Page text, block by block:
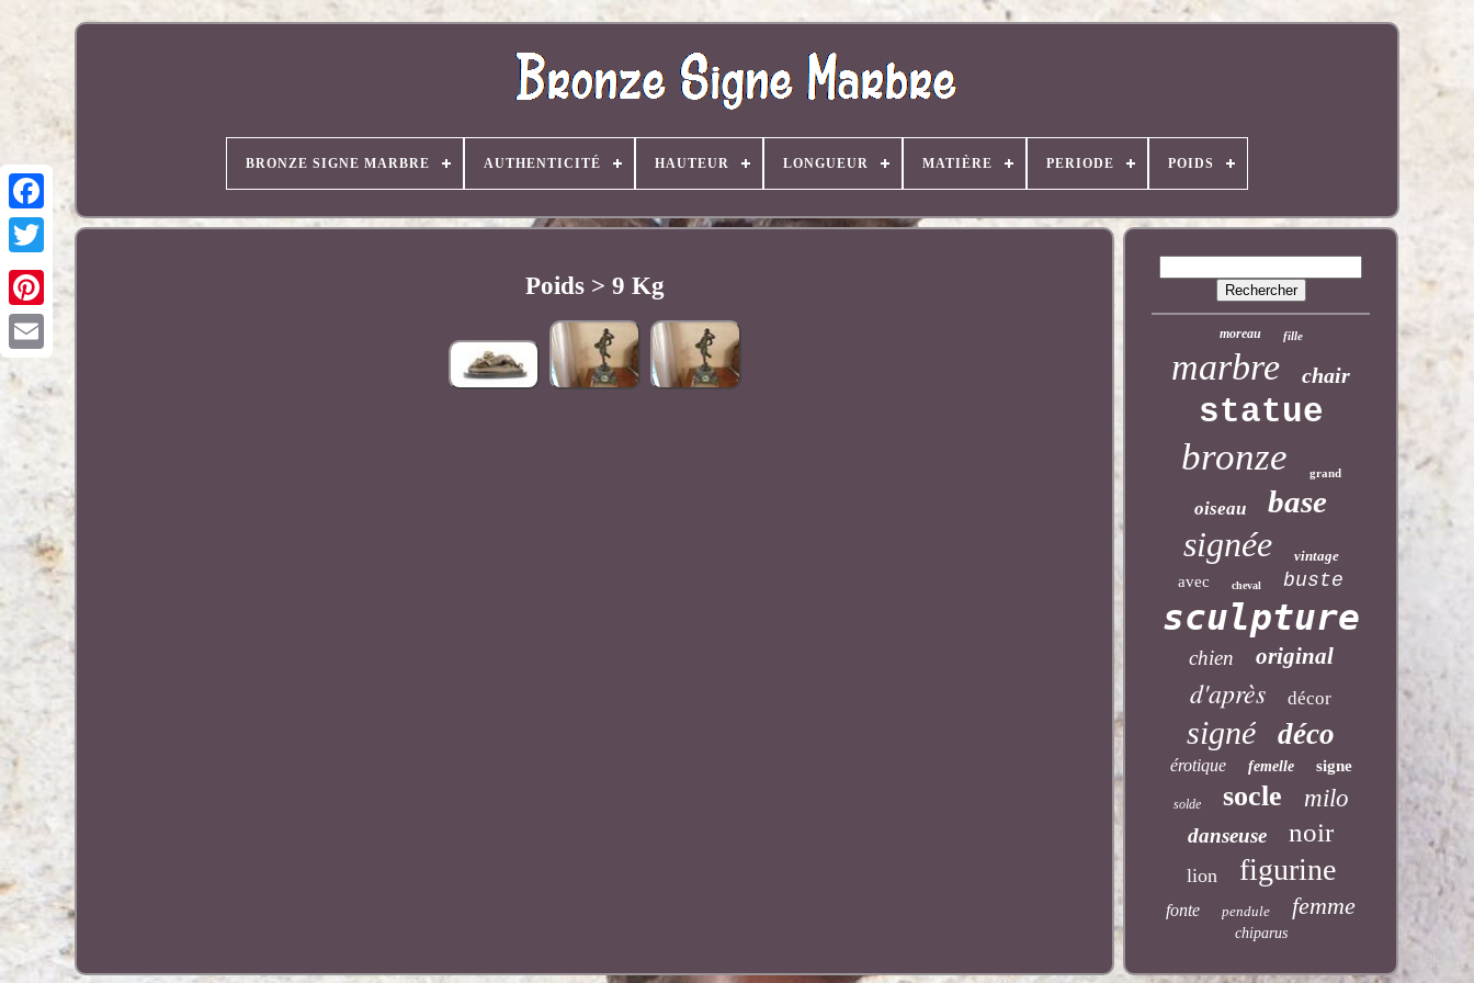
Pinterest
BRONZE SIGNE MARBRE AUTHENTICITÉ HAUTEUR LONGUEUR MATIÈRE PERIODE POIDS
Poids > 9 Kg
moreau fille
marbre chair
statue
bronze grand
oiseau base
signée vintage
avec cheval buste
sculpture
chien original
d'après décor
signé déco
érotique femelle signe
solde socle milo
danseuse noir
lion figurine
fonte pendule femme
chiparus